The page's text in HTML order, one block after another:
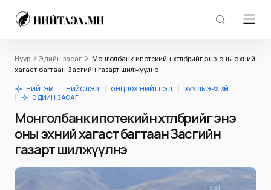
Нүүр Эдийн засаг
Монголбанк ипотекийн хөтөлбөрийг энэ оны эхний
хагаст багтаан Засгийн газарт шилжүүлнэ
НИЙГЭМ НИЙСЛЭЛ ОНЦЛОХ НИЙТЛЭЛ
ХУУЛЬ ЭРХ ЗҮЙ
ЭДИЙН ЗАСАГ
Монголбанк ипотекийн хөтөлбөрийг энэ
оны эхний хагаст багтаан Засгийн
газарт шилжүүлнэ